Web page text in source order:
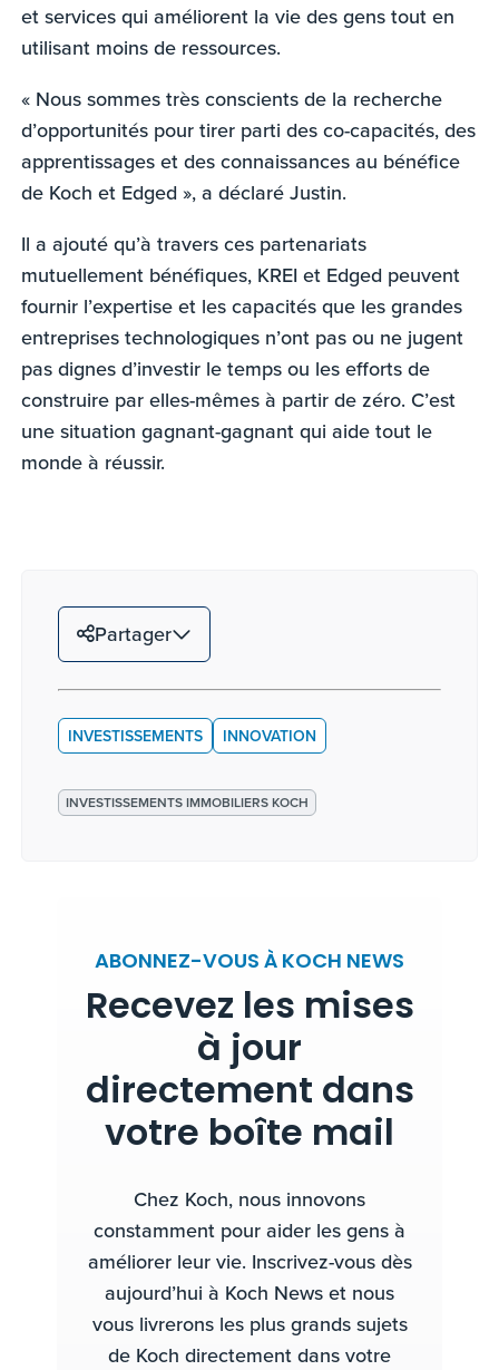
et services qui améliorent la vie des gens tout en
utilisant moins de ressources.
« Nous sommes très conscients de la recherche
d’opportunités pour tirer parti des co-capacités, des
apprentissages et des connaissances au bénéfice
de Koch et Edged », a déclaré Justin.
Il a ajouté qu’à travers ces partenariats
mutuellement bénéfiques, KREI et Edged peuvent
fournir l’expertise et les capacités que les grandes
entreprises technologiques n’ont pas ou ne jugent
pas dignes d’investir le temps ou les efforts de
construire par elles-mêmes à partir de zéro. C’est
une situation gagnant-gagnant qui aide tout le
monde à réussir.
Partager
INVESTISSEMENTS INNOVATION
INVESTISSEMENTS IMMOBILIERS KOCH
ABONNEZ-VOUS À KOCH NEWS
Recevez les mises
à jour
directement dans
votre boîte mail
Chez Koch, nous innovons
constamment pour aider les gens à
améliorer leur vie. Inscrivez-vous dès
aujourd’hui à Koch News et nous
vous livrerons les plus grands sujets
de Koch directement dans votre